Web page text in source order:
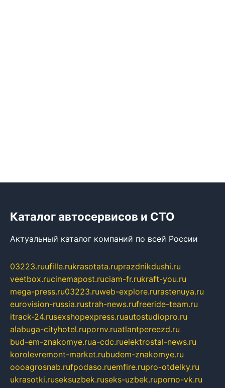
Каталог автосервисов и СТО
Актуальный каталог компаний по всей России
03223.ruufille.rukrasotata.ruprazdnikdushi.ru
veetbox.rucinemapost.ruciam-fr.rukraft-you.ru
mega-press.ru03223.ruweb-explore.rurastenuya.ru
eurovision-russia.rustrah-news.rufreeride-team.ru
itrack-24.rusexshopexpress.ruautostudiopro.ru
alabuga-cityhotel.rupornv.ruatlantpereezd.ru
bud-em-znakomye.rua-cdc.ruelektrostal-news.ru
korolevremont-market.rubudem-znakomye.ru
oooagrosnab.rufpodaso.ruemfire.rupro-otdelky.ru
ukrasotki.ruseksuzbek.ruseks-uzbek.ruporno-vk.ru